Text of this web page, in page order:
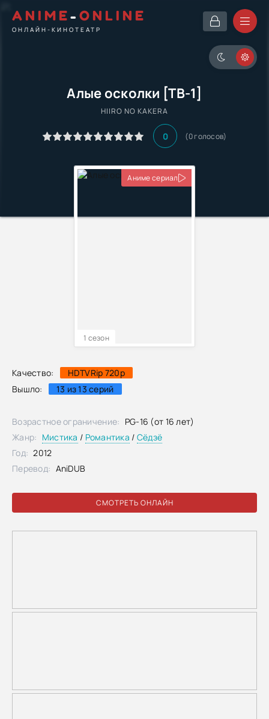
ANIME- ONLINE
ОНЛАЙН-КИНОТЕАТР
Алые осколки [ТВ-1]
HIIRO NO KAKERA
0 (0голосов)
Качество:
HDTVRip 720p
Вышло:
13 из 13 серий
Аниме сериал
1 сезон
СМОТРЕТЬ ОНЛАЙН
Возрастное ограничение: PG-16 (от 16 лет)
Жанр: Мистика / Романтика / Сёдзё
Год: 2012
Перевод: AniDUB